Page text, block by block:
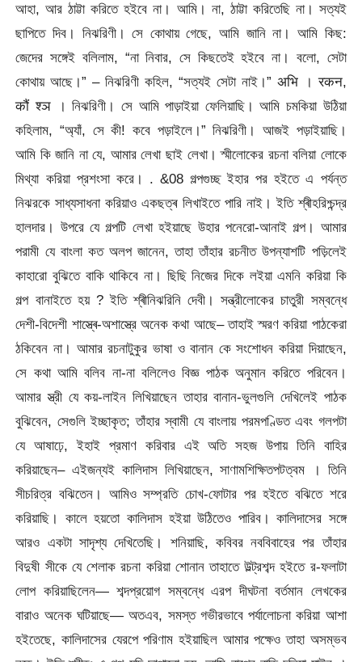
আহা, আর ঠাট্টা করিতে হইবে না। আমি। না, ঠাট্টা করিতেছি না। সত্যই
ছাপিতে দিব। নিঝরিণী। সে কোথায় গেছে, আমি জানি না। আমি কিছ:
জেদের সঙ্গেই বলিলাম, “না নিবার, সে কিছতেই হইবে না। বলো, সেটা
কোথায় আছে।” – নিঝরিণী কহিল, “সত্যই সেটা নাই।” अभि । रकन,
कौं श्ञ । নিঝরিণী। সে আমি পাড়াইয়া ফেলিয়াছি। আমি চমকিয়া উঠিয়া
কহিলাম, “অ্যাঁ, সে কী! কবে পড়াইলে।” নিঝরিণী। আজই পড়াইয়াছি।
আমি কি জানি না যে, আমার লেখা ছাই লেখা। স্মীলোকের রচনা বলিয়া লোকে
মিথ্যা করিয়া প্রশংসা করে। . &08 গল্পগুচ্ছ ইহার পর হইতে এ পর্যন্ত
নিঝরকে সাধ্যসাধনা করিয়াও একছত্ৰ লিখাইতে পারি নাই। ইতি শ্ৰীহরিশ্চন্দ্র
হালদার। উপরে যে গল্পটি লেখা হইয়াছে উহার পনেরো-আনাই গল্প। আমার
পরামী যে বাংলা কত অলপ জানেন, তাহা তাঁহার রচনীত উপন্যাশটি পড়িলেই
কাহারো বুঝিতে বাকি থাকিবে না। ছিছি নিজের দিকে লইয়া এমনি করিয়া কি
গল্প বানাইতে হয় ? ইতি শ্ৰীনিঝরিনি দেবী। সন্ত্রীলোকের চাতুরী সম্বন্ধে
দেশী-বিদেশী শাস্ত্ৰে-অশাস্ত্রে অনেক কথা আছে– তাহাই স্মরণ করিয়া পাঠকেরা
ঠকিবেন না। আমার রচনাটুকুর ভাষা ও বানান কে সংশোধন করিয়া দিয়াছেন,
সে কথা আমি বলিব না-না বলিলেও বিজ্ঞ পাঠক অনুমান করিতে পরিবেন।
আমার স্ত্রী যে কয়-লাইন লিখিয়াছেন তাহার বানান-ভুলগুলি দেখিলেই পাঠক
বুঝিবেন, সেগুলি ইচ্ছাকৃত; তাঁহার স্বামী যে বাংলায় পরমপণ্ডিত এবং গলপটা
যে আষাঢ়ে, ইহাই প্রমাণ করিবার এই অতি সহজ উপায় তিনি বাহির
করিয়াছেন– এইজন্যই কালিদাস লিখিয়াছেন, সাণামশিক্ষিতপটত্বম । তিনি
সীচরিত্র বঝিতেন। আমিও সম্প্রতি চোখ-ফোটার পর হইতে বঝিতে শরে
করিয়াছি। কালে হয়তো কালিদাস হইয়া উঠিতেও পারিব। কালিদাসের সঙ্গে
আরও একটা সাদৃশ্য দেখিতেছি। শনিয়াছি, কবিবর নববিবাহের পর তাঁহার
বিদুষী সীকে যে শেলাক রচনা করিয়া শোনান তাহাতে উল্ট্রশব্দ হইতে র-ফলাটা
লোপ করিয়াছিলেন— শব্দপ্রয়োগ সম্বন্ধে এরপ দীঘটনা বর্তমান লেখকের
বারাও অনেক ঘটিয়াছে— অতএব, সমস্ত গভীরভাবে পর্যালোচনা করিয়া আশা
হইতেছে, কালিদাসের যেরপে পরিণাম হইয়াছিল আমার পক্ষেও তাহা অসম্ভব